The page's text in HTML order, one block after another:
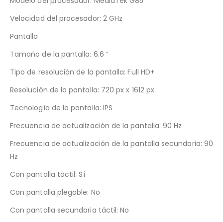
Velocidad del procesador: 2 GHz
Pantalla
Tamaño de la pantalla: 6.6 ”
Tipo de resolución de la pantalla: Full HD+
Resolución de la pantalla: 720 px x 1612 px
Tecnología de la pantalla: IPS
Frecuencia de actualización de la pantalla: 90 Hz
Frecuencia de actualización de la pantalla secundaria: 90
Hz
Con pantalla táctil: Sí
Con pantalla plegable: No
Con pantalla secundaria táctil: No